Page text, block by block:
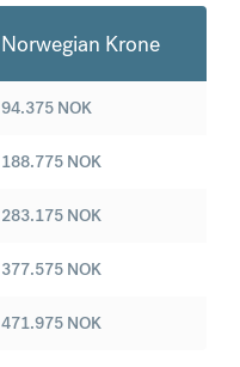
Norwegian Krone
94.375 NOK
188.775 NOK
283.175 NOK
377.575 NOK
471.975 NOK